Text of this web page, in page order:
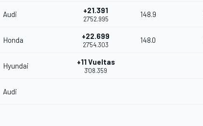
Audi +21.391
27'52.995
148.9
Honda +22.699
27'54.303
148.0
Hyundai +11 Vueltas
3'08.359
Audi